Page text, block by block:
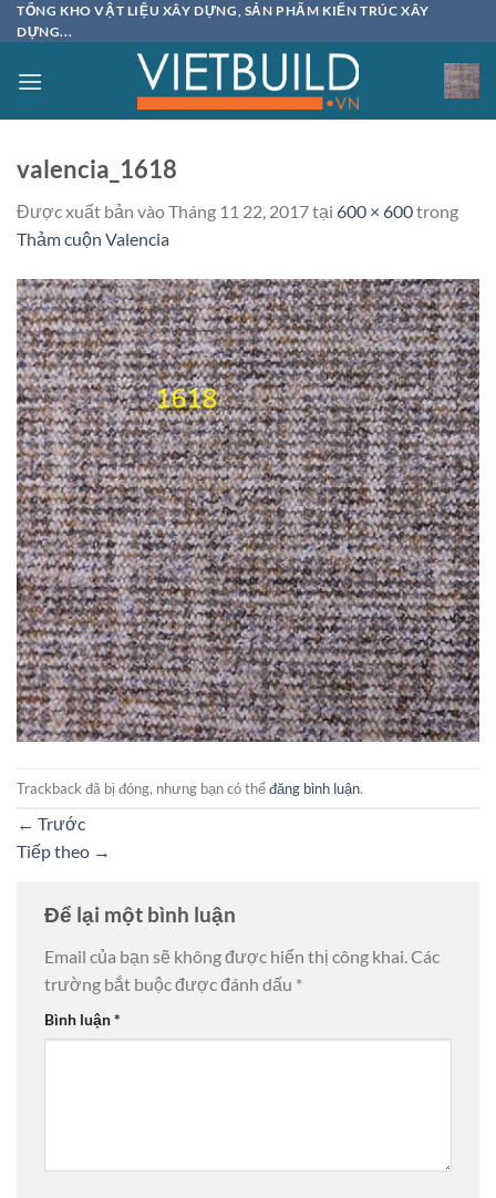
Bỏ
qua
dung
TỔNG KHO VẬT LIỆU XÂY DỰNG, SẢN PHẨM KIẾN TRÚC XÂY
DỰNG...
valencia_1618
Được xuất bản vàoTháng 11 22, 2017tại 600 × 600trong
Thảm cuộn Valencia
Trackback đã bị đóng, nhưng bạn có thểđăng bình luận.
← Trước
Tiếp theo →
Để lại một bình luận
Email của bạn sẽ không được hiển thị công khai.Các
trường bắt buộc được đánh dấu *
Bình luận*